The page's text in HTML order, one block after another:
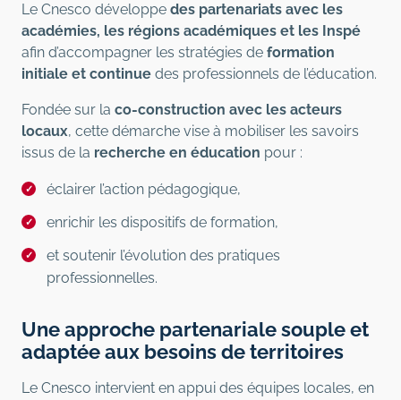
Le Cnesco développe des partenariats avec les
académies, les régions académiques et les Inspé
afin d’accompagner les stratégies de formation
initiale et continue des professionnels de l’éducation.
Fondée sur la co-construction avec les acteurs
locaux, cette démarche vise à mobiliser les savoirs
issus de la recherche en éducation pour :
éclairer l’action pédagogique,
enrichir les dispositifs de formation,
et soutenir l’évolution des pratiques
professionnelles.
Une approche partenariale souple et
adaptée aux besoins de territoires
Le Cnesco intervient en appui des équipes locales, en